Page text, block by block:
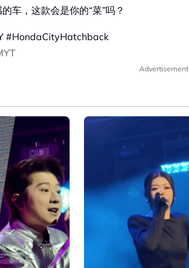
车，这款会是你的“菜”吗？
#HondaCityHatchback
Advertisement